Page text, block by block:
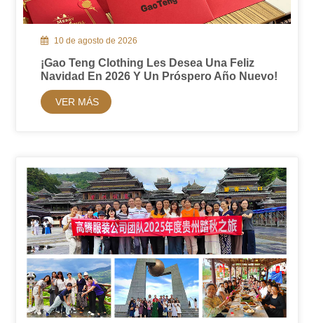
10 de agosto de 2026
¡Gao Teng Clothing Les Desea Una Feliz
Navidad En 2026 Y Un Próspero Año Nuevo!
VER MÁS